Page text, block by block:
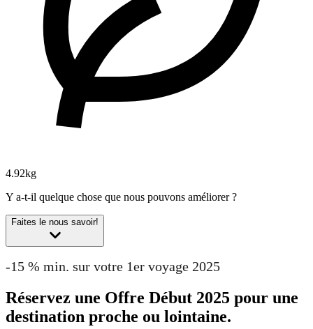
4.92kg
Y a-t-il quelque chose que nous pouvons améliorer ?
Faites le nous savoir!
-15 % min. sur votre 1er voyage 2025
Réservez une Offre Début 2025 pour une
destination proche ou lointaine.